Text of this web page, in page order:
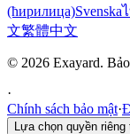
(ћирилица)Svenska
文繁體中文
© 2026 Exayard.
·
Chính sách bảo mật·
Lựa chọn quyền